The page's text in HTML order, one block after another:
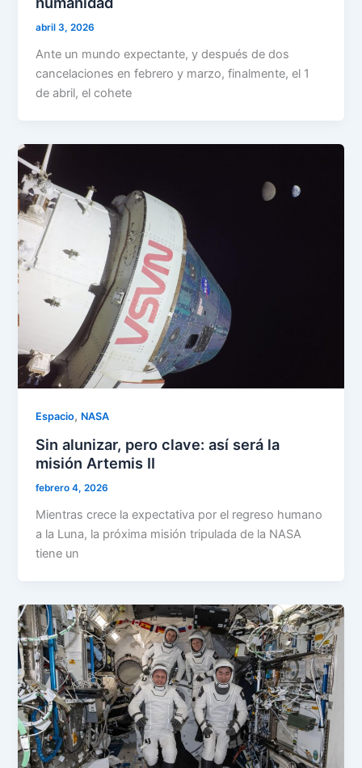
abril 3, 2026
Ante un mundo expectante, y después de dos
cancelaciones en febrero y marzo, finalmente, el 1
de abril, el cohete
Espacio, NASA
Sin alunizar, pero clave: así será la
misión Artemis II
febrero 4, 2026
Mientras crece la expectativa por el regreso humano
a la Luna, la próxima misión tripulada de la NASA
tiene un